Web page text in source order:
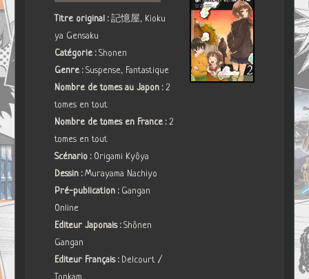
Titre original :記憶屋, Kioku
ya Gensaku
Catégorie :Shonen
Genre :Suspense, Fantastique
Nombre de tomes au Japon :2
tomes en tout
Nombre de tomes en France :2
tomes en tout
Scénario : Origami Kyôya
Dessin :Murayama Nachiyo
Pré-publication : Gangan
Online
Editeur Japonais :Shônen
Gangan
Editeur Français : Delcourt /